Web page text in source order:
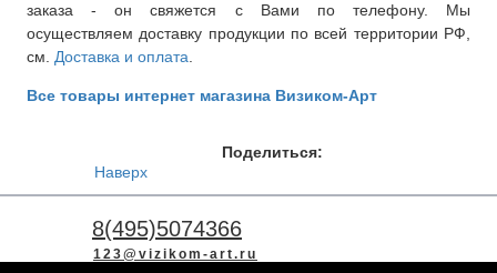
заказа - он свяжется с Вами по телефону. Мы
осуществляем доставку продукции по всей территории РФ,
см. Доставка и оплата
Все товары интернет магазина Визиком-Арт
Наверх
Поделиться:
8(495)5074366
123@vizikom-art.ru